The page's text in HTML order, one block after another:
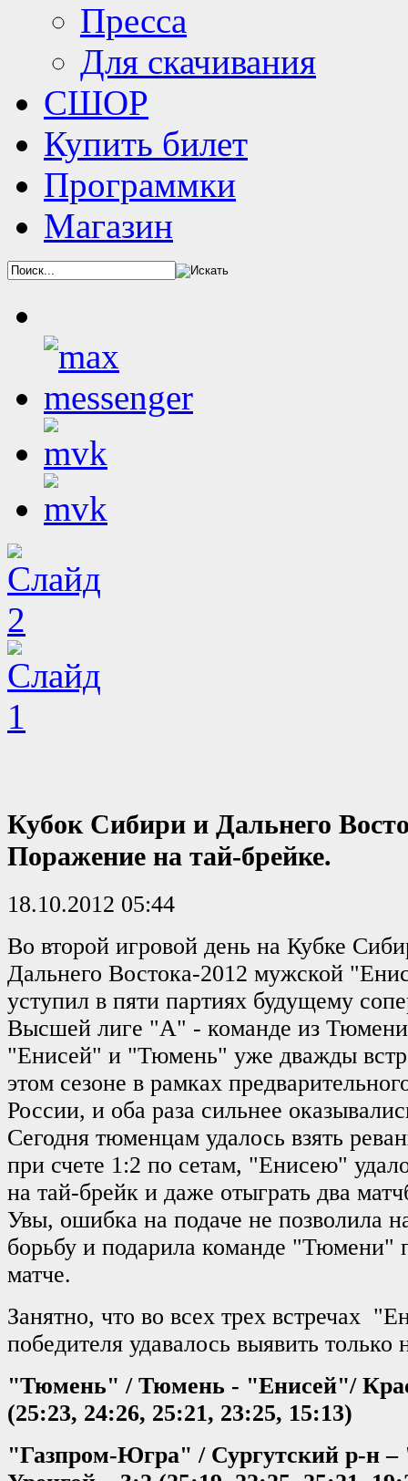
Пресса
Для скачивания
СШОР
Купить билет
Программки
Магазин
Кубок Сибири и Дальнего
Поражение на тай-брейке.
18.10.2012 05:44
Во второй игровой день на Кубке
Дальнего Востока-2012 мужской
уступил в пяти партиях будущему
Высшей лиге "А" - команде из
"Енисей" и "Тюмень" уже дважды
этом сезоне в рамках
России, и оба раза сильнее
Сегодня тюменцам удалось взять
при счете 1:2 по сетам, "Енисею"
на тай-брейк и даже отыграть два
Увы, ошибка на подаче не позволила
борьбу и подарила команде "Тюмени"
матче.
Занятно, что во всех трех встречах
победителя удавалось выявить только
"Тюмень" / Тюмень - "Енисей"/
(25:23, 24:26, 25:21, 23:25, 15:13)
"Газпром-Югра" / Сургутский р-н